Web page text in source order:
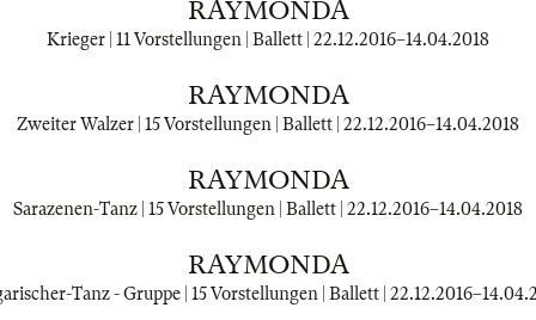
RAYMONDA
Krieger | 11 Vorstellungen | Ballett | 22.12.2016–14.04.2018
RAYMONDA
Zweiter Walzer | 15 Vorstellungen | Ballett | 22.12.2016–14.04.2018
RAYMONDA
Sarazenen-Tanz | 15 Vorstellungen | Ballett | 22.12.2016–14.04.2018
RAYMONDA
Tanz - Gruppe | 15 Vorstellungen | Ballett | 22.12.2016–